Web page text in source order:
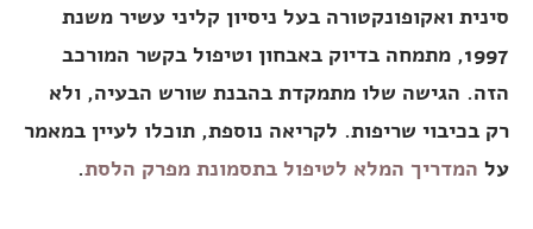
סינית ואקופונקטורה בעל ניסיון קליני עשיר משנת
1997, מתמחה בדיוק באבחון וטיפול בקשר המורכב
הזה. הגישה שלו מתמקדת בהבנת שורש הבעיה, ולא
רק בכיבוי שריפות. לקריאה נוספת, תוכלו לעיין במאמר
על המדריך המלא לטיפול בתסמונת מפרק הלסת.